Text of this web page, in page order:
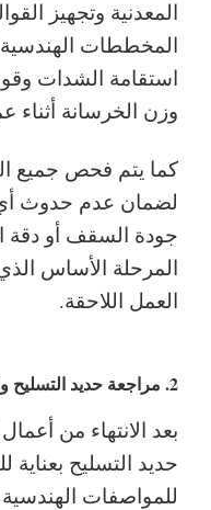
المعدنية وتجهيز
المخططات الهندسية
استقامة الشدات
وزن الخرسانة أثناء
كما يتم فحص جميع
لضمان عدم حدوث
جودة السقف أو دقة
المرحلة الأساس
العمل اللاحقة.
2. مراجعة حديد التسليح والتأكد من مطابقتها للمخططات
بعد الانتهاء من
حديد التسليح بعناية
للمواصفات